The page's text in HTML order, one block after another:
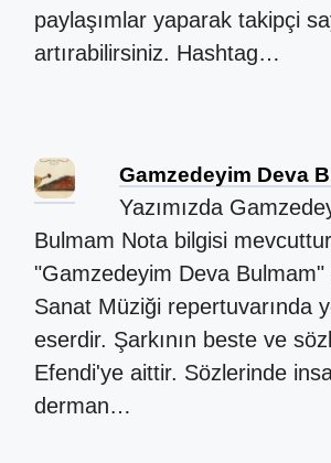
paylaşımlar yaparak takipçi
artırabilirsiniz. Hashtag…
Gamzedeyim Deva
Yazımızda
Bulmam Nota bilgisi
"Gamzedeyim Deva Bulmam"
Sanat Müziği repertuvarında
eserdir. Şarkının beste ve
Efendi'ye aittir. Sözlerinde
derman…